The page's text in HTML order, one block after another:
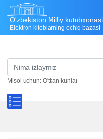
O'zbekiston Milliy kutubxonasi
Elektron kitoblarning ochiq bazasi
Misol uchun: O'tkan kunlar